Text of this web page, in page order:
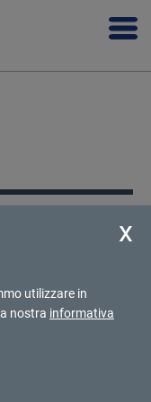
di DACHSER
utilizzare in
nostra informativa